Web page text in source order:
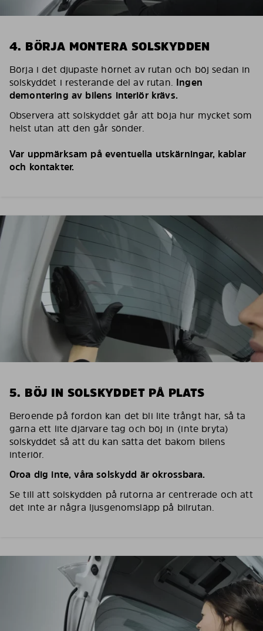
4. BÖRJA MONTERA SOLSKYDDEN
Börja i det djupaste hörnet av rutan och böj sedan in
solskyddet i resterande del av rutan. Ingen
demontering av bilens interiör krävs.
Observera att solskyddet går att böja hur mycket som
helst utan att den går sönder.
Var uppmärksam på eventuella utskärningar, kablar
och kontakter.
5. BÖJ IN SOLSKYDDET PÅ PLATS
Beroende på fordon kan det bli lite trångt här, så ta
gärna ett lite djärvare tag och böj in (inte bryta)
solskyddet så att du kan sätta det bakom bilens
interiör.
Oroa dig inte, våra solskydd är okrossbara.
Se till att solskydden på rutorna är centrerade och att
det inte är några ljusgenomsläpp på bilrutan.